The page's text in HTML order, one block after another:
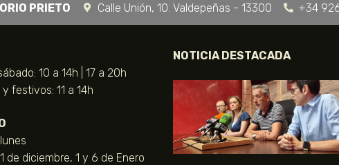
PRIETO Calle Unión, 10. Valdepeñas - 13300 +34
10 a 14h | 17 a 20h
festivos: 11 a 14h
de diciembre, 1 y 6 de Enero
NOTICIA DESTACADA